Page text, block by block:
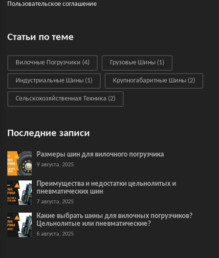
Пользовательское соглашение
Статьи по теме
Вилочные Погрузчики (4) Грузовые Шины (1)
Индустриальные Шины (1) Крупногабаритные Шины (2)
Сельскохозяйственная Техника (2)
Последние записи
Размеры шин для вилочного погрузчика
9 августа, 2025
Преимущества и недостатки цельнолитых и
пневматических шин
7 августа, 2025
Какие выбрать шины для вилочных погрузчиков?
Цельнолитые или пневматические?
6 августа, 2025